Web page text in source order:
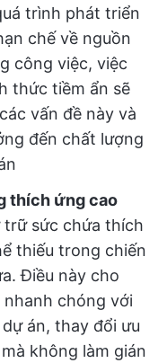
trình phát triển
chế về nguồn
công việc, việc
thức tiềm ẩn sẽ
vấn đề này và
đến chất lượng
thích ứng cao
sức chứa thích
thiếu trong chiến
Điều này cho
chóng với
án, thay đổi ưu
không làm gián